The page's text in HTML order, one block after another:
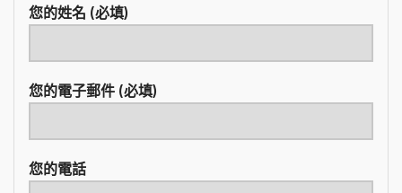
您的姓名 (必填)
您的電子郵件 (必填)
您的電話